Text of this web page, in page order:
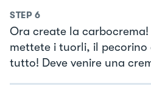
STEP 6
Ora create la
mettete i tuorli, il pecorino
tutto! Deve venire una